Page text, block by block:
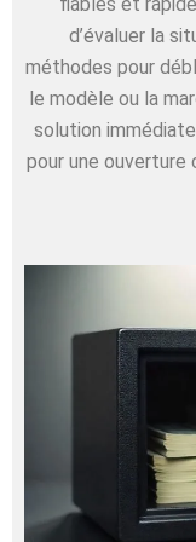
d’évaluer la
méthodes pour
le modèle ou la
solution
pour une